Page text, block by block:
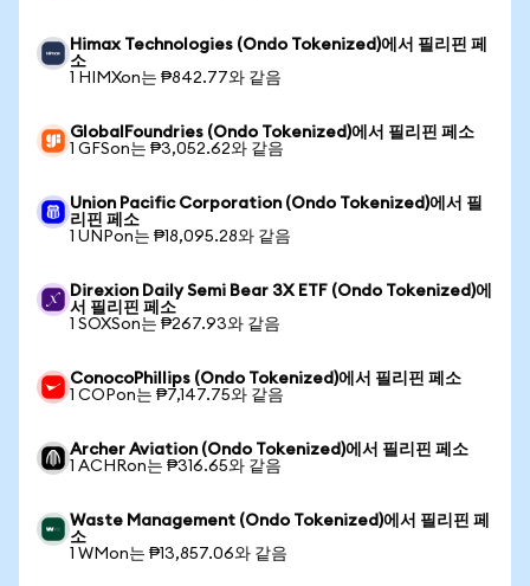
Himax Technologies (Ondo Tokenized)에서 필리핀 페
소
1 HIMXon는 ₱842.77와 같음
GlobalFoundries (Ondo Tokenized)에서 필리핀 페소
1 GFSon는 ₱3,052.62와 같음
Union Pacific Corporation (Ondo Tokenized)에서 필
리핀 페소
1 UNPon는 ₱18,095.28와 같음
Direxion Daily Semi Bear 3X ETF (Ondo Tokenized)에
서 필리핀 페소
1 SOXSon는 ₱267.93와 같음
ConocoPhillips (Ondo Tokenized)에서 필리핀 페소
1 COPon는 ₱7,147.75와 같음
Archer Aviation (Ondo Tokenized)에서 필리핀 페소
1 ACHRon는 ₱316.65와 같음
Waste Management (Ondo Tokenized)에서 필리핀 페
소
1 WMon는 ₱13,857.06와 같음